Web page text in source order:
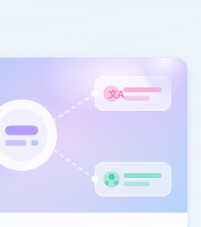
文A